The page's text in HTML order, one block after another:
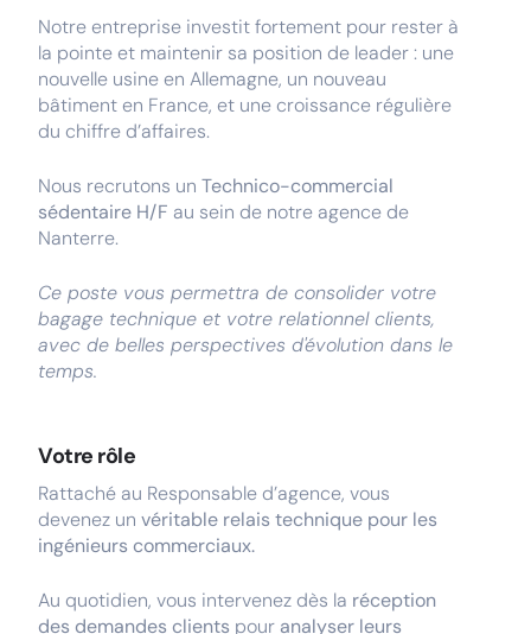
Notre entreprise investit fortement pour rester à
la pointe et maintenir sa position de leader : une
nouvelle usine en Allemagne, un nouveau
bâtiment en France, et une croissance régulière
du chiffre d’affaires.
Nous recrutons un Technico-commercial
sédentaire H/F au sein de notre agence de
Nanterre.
Ce poste vous permettra de consolider votre
bagage technique et votre relationnel clients,
avec de belles perspectives d'évolution dans le
temps.
Votre rôle
Rattaché au Responsable d’agence, vous
devenez un véritable relais technique pour les
ingénieurs commerciaux.
Au quotidien, vous intervenez dès la réception
des demandes clients pour analyser leurs